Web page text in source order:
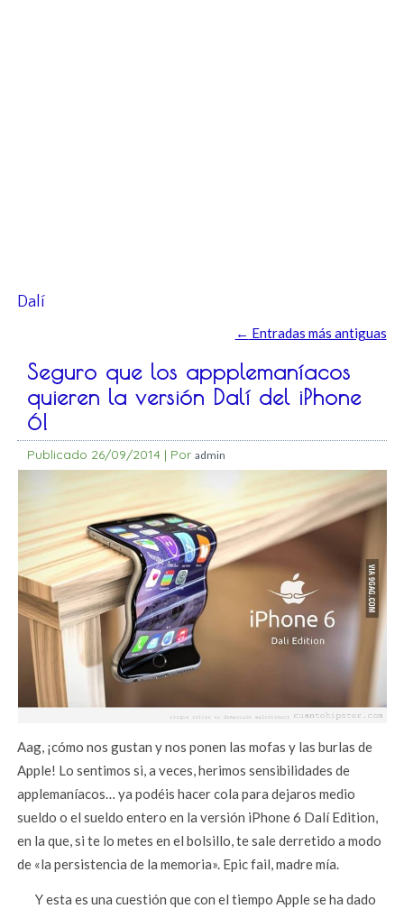
Dalí
← Entradas más antiguas
Seguro que los appplemaníacos
quieren la versión Dalí del iPhone
6!
Publicado 26/09/2014 | Por admin
Aag, ¡cómo nos gustan y nos ponen las mofas y las burlas de
Apple! Lo sentimos si, a veces, herimos sensibilidades de
applemaníacos… ya podéis hacer cola para dejaros medio
sueldo o el sueldo entero en la versión iPhone 6 Dalí Edition,
en la que, si te lo metes en el bolsillo, te sale derretido a modo
de «la persistencia de la memoria». Epic fail, madre mía.
Y esta es una cuestión que con el tiempo Apple se ha dado